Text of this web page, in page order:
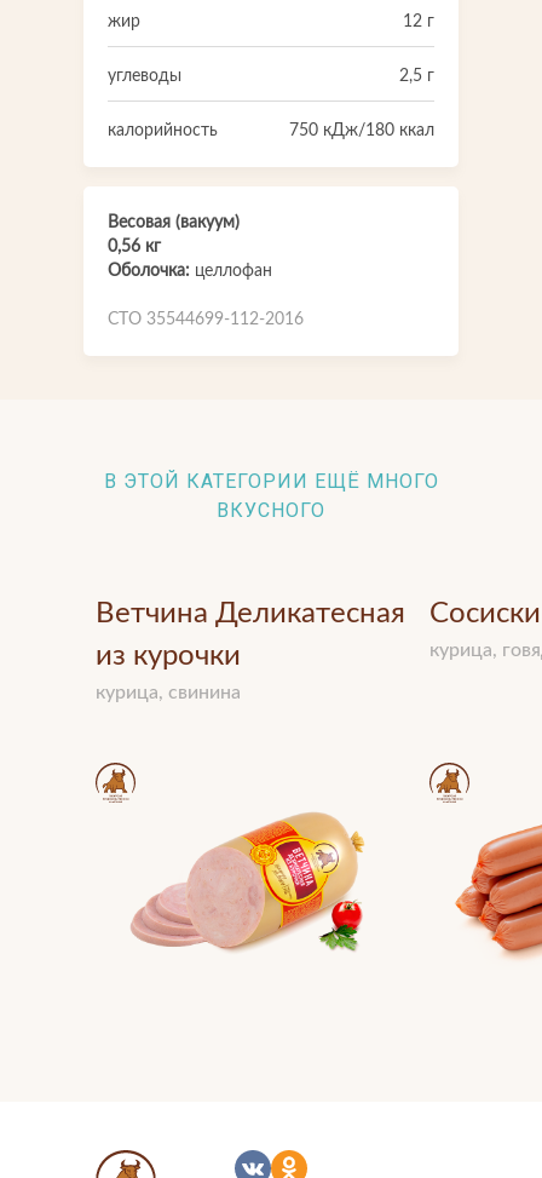
жир 12 г
углеводы 2,5 г
калорийность 750 кДж/180 ккал
Весовая (вакуум)
0,56 кг
Оболочка: целлофан
СТО 35544699-112-2016
В ЭТОЙ КАТЕГОРИИ ЕЩЁ МНОГО
ВКУСНОГО
Ветчина Деликатесная
из курочки
курица, свинина
курица,
Нажимая кнопку «Отправить», вы принимаете условия
пользовательского соглашенияОтправить
Мы будем присылать вам только самое важное